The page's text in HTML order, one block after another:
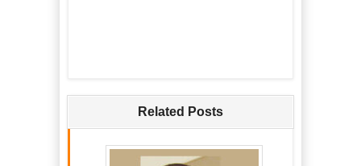
Related Posts